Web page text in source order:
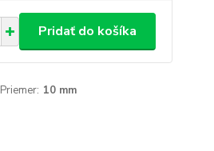
Pridať do košíka
Priemer: 10 mm